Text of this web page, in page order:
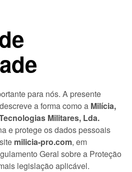
para nós. A presente
a forma como a Milícia,
Militares, Lda.
e protege os dados pessoais
milicia-pro.com, em
Geral sobre a Proteção
legislação aplicável.